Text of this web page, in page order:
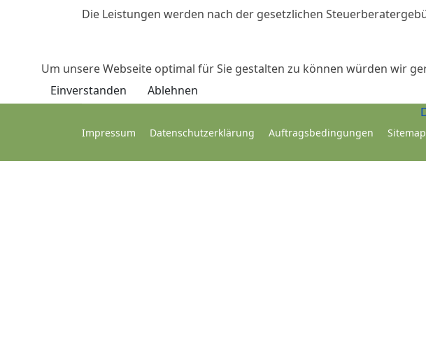
Die Leistungen werden nach der gesetzlichen
Impressum Datenschutzerklärung Auftragsbedingungen Sitemap
Um unsere Webseite optimal für Sie gestalten zu können würden wir
Einverstanden
Ablehnen